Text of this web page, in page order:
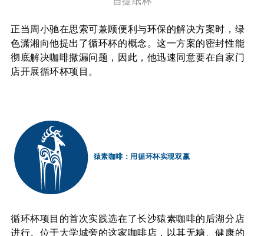
正当 周小驰在思索可兼顾便利与环保的解决方案时，绿
色潇湘向他提出了循环杯的概念。这一方案的密封性能
彻底解决咖啡撒漏问题，因此，他迅速同意要在自家门
店开展循环杯项目。
猿素咖啡：用循环杯实现双赢
循环杯项目的首次实践选在了长沙猿素咖啡的后湖分店
进行。位于大学城旁的这家咖啡店，以其无糖、健康的